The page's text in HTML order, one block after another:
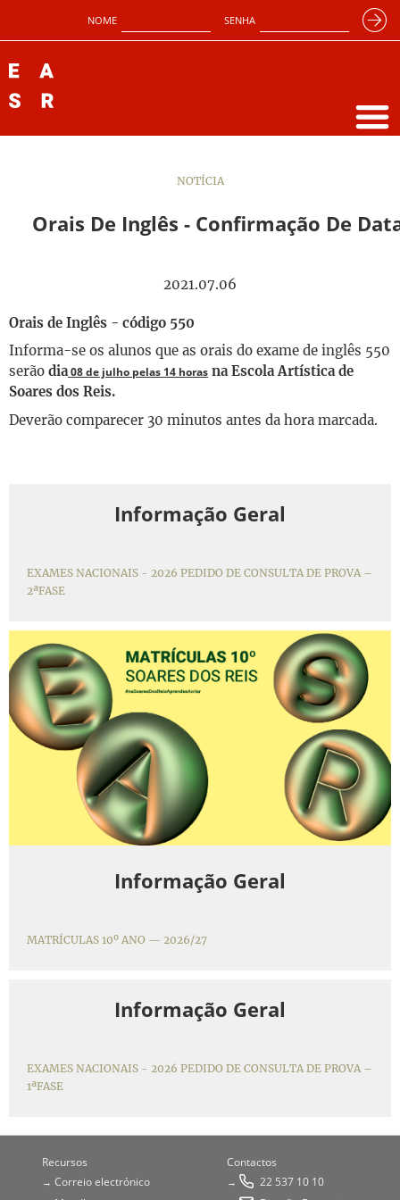
NOME SENHA
NOTÍCIA
Orais De Inglês - Confirmação De
2021.07.06
Orais de Inglês - código 550
Informa-se os alunos que as orais do exame de inglês 550
serão dia08 de julho pelas 14 horas na Escola Artística de
Soares dos Reis.
Deverão comparecer 30 minutos antes da hora marcada.
Informação Geral
EXAMES NACIONAIS - 2026 PEDIDO DE CONSULTA DE PROVA –
2ªFASE
Informação Geral
MATRÍCULAS 10º ANO — 2026/27
Informação Geral
EXAMES NACIONAIS - 2026 PEDIDO DE CONSULTA DE PROVA –
1ªFASE
Recursos
→ Correio electrónico
Contactos
→ 22 537 10 10